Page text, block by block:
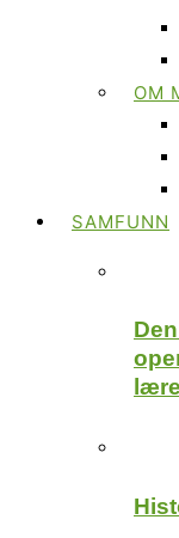
OM
SAMFUNN